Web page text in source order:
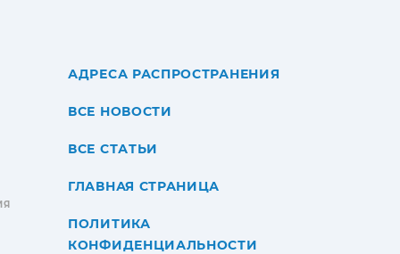
АДРЕСА РАСПРОСТРАНЕНИЯ
ВСЕ НОВОСТИ
ВСЕ СТАТЬИ
ГЛАВНАЯ СТРАНИЦА
ПОЛИТИКА
КОНФИДЕНЦИАЛЬНОСТИ